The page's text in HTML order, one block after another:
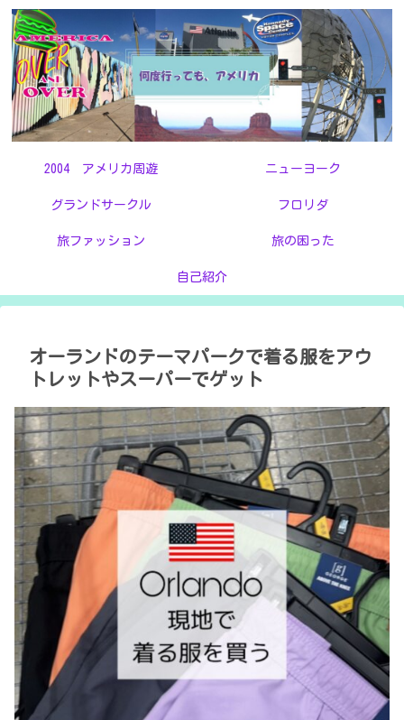
2004 アメリカ周遊 ニューヨーク
グランドサークル フロリダ
旅ファッション 旅の困った
自己紹介
オーランドのテーマパークで着る服をアウ
トレットやスーパーでゲット